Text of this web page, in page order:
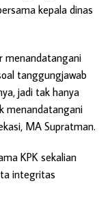
kepala dinas
menandatangani
tanggungjawab
jadi tak hanya
menandatangani
MA Supratman.
KPK sekalian
integritas